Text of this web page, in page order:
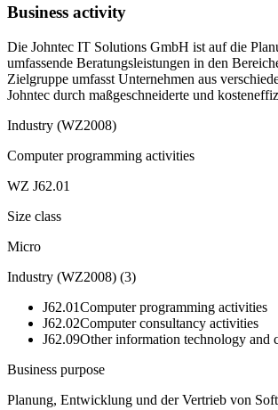
Business activity
Die Johntec IT Solutions GmbH ist auf die
umfassende Beratungsleistungen in den
Zielgruppe umfasst Unternehmen aus
Johntec durch maßgeschneiderte und
Industry (WZ2008)
Computer programming activities
WZ J62.01
Size class
Micro
Industry (WZ2008) (3)
J62.01Computer programming activities
J62.02Computer consultancy activities
J62.09Other information technology and
Business purpose
Planung, Entwicklung und der Vertrieb von